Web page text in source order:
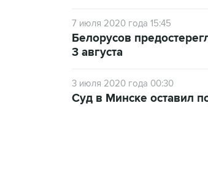
7 июля 2020 года 15:45
Белорусов
3 августа
3 июля 2020 года 00:30
Суд в Минске оставил